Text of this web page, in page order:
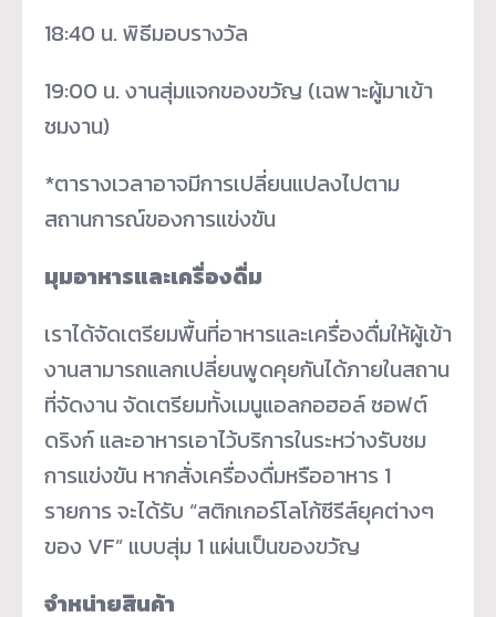
18:40 น. พิธีมอบรางวัล
19:00 น. งานสุ่มแจกของขวัญ (เฉพาะผู้มาเข้า
ชมงาน)
*ตารางเวลาอาจมีการเปลี่ยนแปลงไปตาม
สถานการณ์ของการแข่งขัน
มุมอาหารและเครื่องดื่ม
เราได้จัดเตรียมพื้นที่อาหารและเครื่องดื่มให้ผู้เข้า
งานสามารถแลกเปลี่ยนพูดคุยกันได้ภายในสถาน
ที่จัดงาน จัดเตรียมทั้งเมนูแอลกอฮอล์ ซอฟต์
ดริงก์ และอาหารเอาไว้บริการในระหว่างรับชม
การแข่งขัน หากสั่งเครื่องดื่มหรืออาหาร 1
รายการ จะได้รับ “สติกเกอร์โลโก้ซีรีส์ยุคต่างๆ
ของ VF” แบบสุ่ม 1 แผ่นเป็นของขวัญ
จำหน่ายสินค้า